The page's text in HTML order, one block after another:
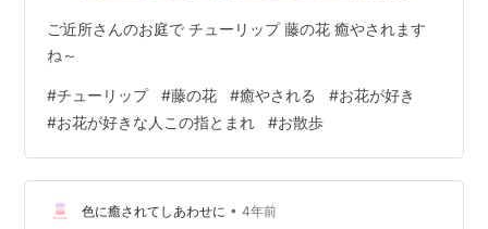
ご近所さんのお庭で チューリップ 藤の花 癒やされます
ね～
#チューリップ #藤の花 #癒やされる #お花が好き
#お花が好きな人この指とまれ #お散歩
色に癒されてしあわせに • 4年前